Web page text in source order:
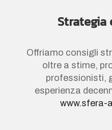
Offriamo consigli
oltre a stime,
professionisti,
esperienza
www.sfera-